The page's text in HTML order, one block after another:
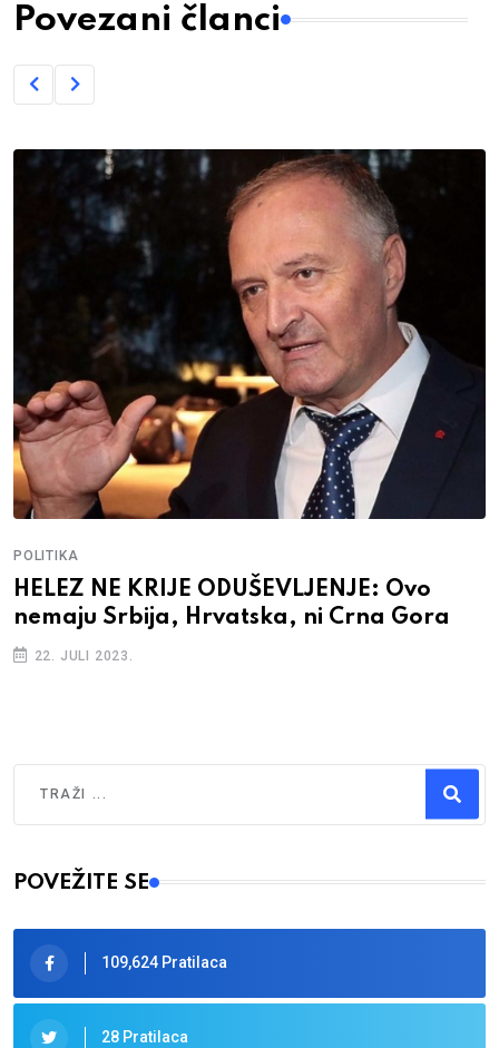
Povezani članci
POLITIKA
HELEZ NE KRIJE ODUŠEVLJENJE: Ovo
nemaju Srbija, Hrvatska, ni Crna Gora
22. JULI 2023.
Type 2 or more characters for results.
POVEŽITE SE
109,624 Pratilaca
28 Pratilaca